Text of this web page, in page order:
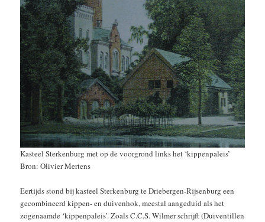
Kasteel Sterkenburg met op de voorgrond links het ‘kippenpaleis’
Bron: Olivier Mertens
Eertijds stond bij kasteel Sterkenburg te Driebergen-Rijsenburg een
gecombineerd kippen- en duivenhok, meestal aangeduid als het
zogenaamde ‘kippenpaleis’. Zoals C.C.S. Wilmer schrijft (Duiventillen